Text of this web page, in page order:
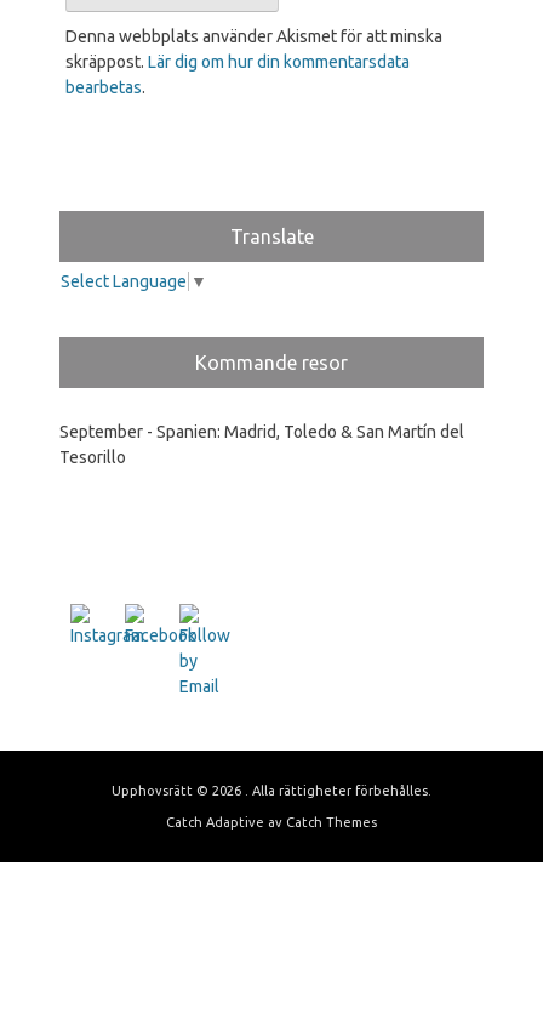
Denna webbplats använder Akismet för att minska
skräppost. Lär dig om hur din kommentarsdata
bearbetas.
Translate
Select Language ▼
Kommande resor
September - Spanien: Madrid, Toledo & San Martín del
Tesorillo
Upphovsrätt © 2026 . Alla rättigheter förbehålles.
Catch Adaptive av Catch Themes